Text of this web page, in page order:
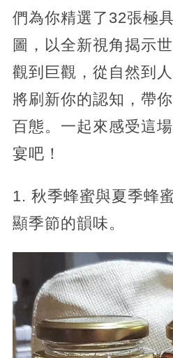
們為你精選了32張極
圖，以全新視角揭示
觀到巨觀，從自然到
將刷新你的認知，帶
百態。一起來感受這
宴吧！
1. 秋季蜂蜜與夏季蜂
顯季節的韻味。